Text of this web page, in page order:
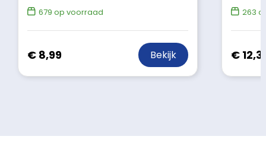
679 op voorraad
€ 8,99 Bekijk
263
€